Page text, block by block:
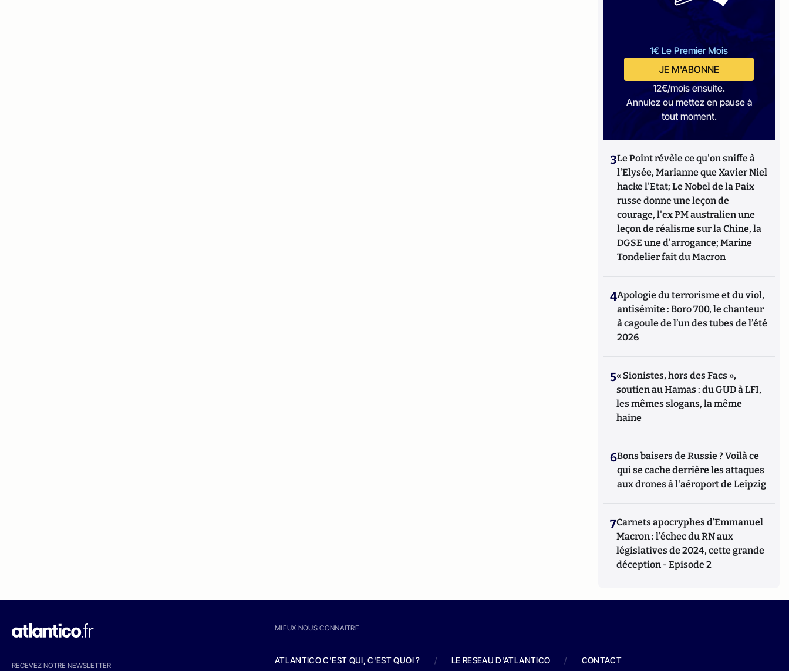
1€ Le Premier Mois
JE M'ABONNE
12€/mois ensuite.
Annulez ou mettez en pause à
tout moment.
3Le Point révèle ce qu'on sniffe à
l'Elysée, Marianne que Xavier Niel
hacke l'Etat; Le Nobel de la Paix
russe donne une leçon de
courage, l'ex PM australien une
leçon de réalisme sur la Chine, la
DGSE une d'arrogance; Marine
Tondelier fait du Macron
4Apologie du terrorisme et du viol,
antisémite : Boro 700, le chanteur
à cagoule de l’un des tubes de l’été
2026
5« Sionistes, hors des Facs »,
soutien au Hamas : du GUD à LFI,
les mêmes slogans, la même
haine
6Bons baisers de Russie ? Voilà ce
qui se cache derrière les attaques
aux drones à l'aéroport de Leipzig
7Carnets apocryphes d’Emmanuel
Macron : l’échec du RN aux
législatives de 2024, cette grande
déception - Episode 2
RECEVEZ NOTRE NEWSLETTER
MIEUX NOUS CONNAITRE
ATLANTICO C'EST QUI, C'EST QUOI ? / LE RESEAU D'ATLANTICO / CONTACT